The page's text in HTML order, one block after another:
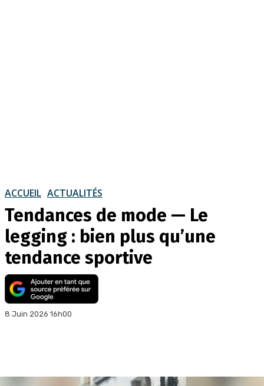
ACCUEIL ACTUALITÉS
Tendances de mode — Le
legging : bien plus qu’une
tendance sportive
8 Juin 2026 16h00